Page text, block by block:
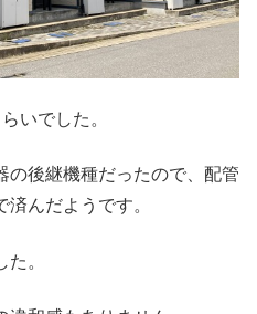
いでした。
の後継機種だったので、配管
んだようです。
。